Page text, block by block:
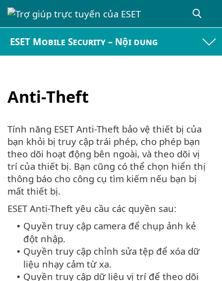
ESET Mobile Security – Nội dung
Anti-Theft
Tính năng ESET Anti-Theft bảo vệ thiết bị của
bạn khỏi bị truy cập trái phép, cho phép bạn
theo dõi hoạt động bên ngoài, và theo dõi vị
trí của thiết bị. Bạn cũng có thể chọn hiển thị
thông báo cho công cụ tìm kiếm nếu bạn bị
mất thiết bị.
ESET Anti-Theft yêu cầu các quyền sau:
• Quyền truy cập camera để chụp ảnh kẻ
đột nhập.
• Quyền truy cập chỉnh sửa tệp để xóa dữ
liệu nhạy cảm từ xa.
• Quyền truy cập dữ liệu vị trí để theo dõi